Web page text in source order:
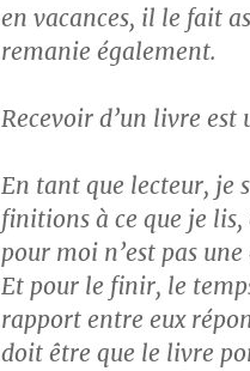
en vacances, il le fait
remanie également.
Recevoir d’un livre est
En tant que lecteur, je
finitions à ce que je lis,
pour moi n’est pas
Et pour le finir, le
rapport entre eux
doit être que le livre